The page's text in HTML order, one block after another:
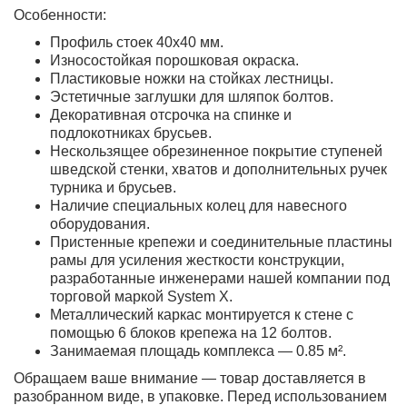
Особенности:
Профиль стоек 40х40 мм.
Износостойкая порошковая окраска.
Пластиковые ножки на стойках лестницы.
Эстетичные заглушки для шляпок болтов.
Декоративная отсрочка на спинке и
подлокотниках брусьев.
Нескользящее обрезиненное покрытие ступеней
шведской стенки, хватов и дополнительных ручек
турника и брусьев.
Наличие специальных колец для навесного
оборудования.
Пристенные крепежи и соединительные пластины
рамы для усиления жесткости конструкции,
разработанные инженерами нашей компании под
торговой маркой System X.
Металлический каркас монтируется к стене с
помощью 6 блоков крепежа на 12 болтов.
Занимаемая площадь комплекса — 0.85 м².
Обращаем ваше внимание — товар доставляется в
разобранном виде, в упаковке. Перед использованием